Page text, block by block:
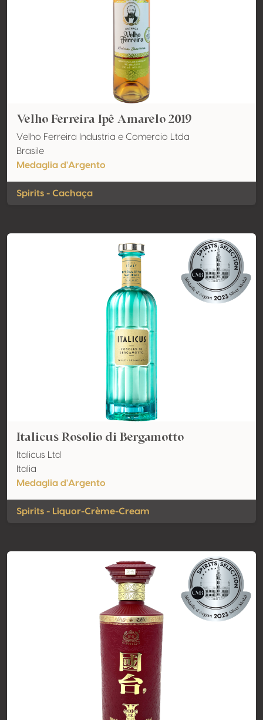
Velho Ferreira Ipê Amarelo 2019
Velho Ferreira Industria e Comercio Ltda
Brasile
Medaglia d'Argento
Spirits - Cachaça
Italicus Rosolio di Bergamotto
Italicus Ltd
Italia
Medaglia d'Argento
Spirits - Liquor-Crème-Cream